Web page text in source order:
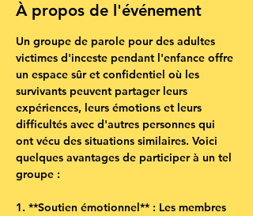
À propos de l'événement
Un groupe de parole pour des adultes
victimes d'inceste pendant l'enfance offre
un espace sûr et confidentiel où les
survivants peuvent partager leurs
expériences, leurs émotions et leurs
difficultés avec d'autres personnes qui
ont vécu des situations similaires. Voici
quelques avantages de participer à un tel
groupe :
1. **Soutien émotionnel** : Les membres